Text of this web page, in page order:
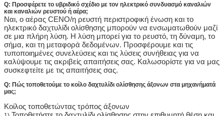
Q: Προσφέρετε το υβριδικό σχέδιο με τον ηλεκτρικό συνδυασμό καναλιών
και καναλιών ρευστού ή αέρα;
Ναι, ο αέρας CENO/η ρευστή περιστροφική ένωση και το
ηλεκτρικό δαχτυλίδι ολίσθησης μπορούν να ενσωματωθούν μαζί
σε μια πλήρη λύση. Η λύση μπορεί για το ρευστό, τη δύναμη, το
σήμα, και τη μεταφορά δεδομένων. Προσφέρουμε και τις
τυποποιημένες συνελεύσεις και τις λύσεις συνήθειας για να
καλύψουμε τις ακριβείς απαιτήσεις σας. Καλωσορίστε για να μας
συσκεφτείτε με τις απαιτήσεις σας.
Q: Πώς τοποθετούμε το κοίλο δαχτυλίδι ολίσθησης άξονων στα μηχανήματά
μας;
Κοίλος τοποθετώντας τρόπος άξονων